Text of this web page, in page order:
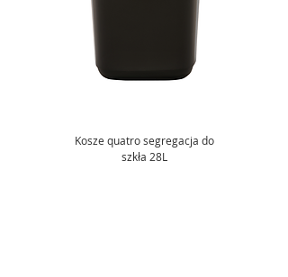
Kosze quatro segregacja do
szkła 28L